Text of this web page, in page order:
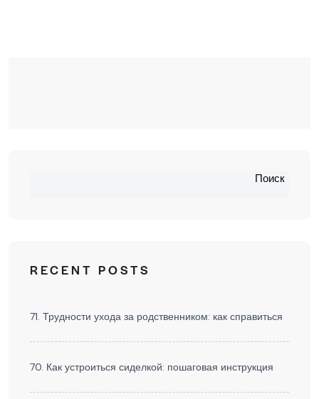
Поиск
RECENT POSTS
71. Трудности ухода за родственником: как справиться
70. Как устроиться сиделкой: пошаговая инструкция